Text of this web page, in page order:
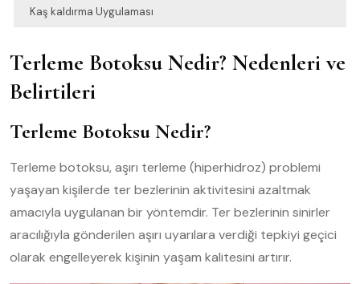
Kaş kaldırma Uygulaması
Terleme Botoksu Nedir? Nedenleri ve
Belirtileri
Terleme Botoksu Nedir?
Terleme botoksu, aşırı terleme (hiperhidroz) problemi
yaşayan kişilerde ter bezlerinin aktivitesini azaltmak
amacıyla uygulanan bir yöntemdir. Ter bezlerinin sinirler
aracılığıyla gönderilen aşırı uyarılara verdiği tepkiyi geçici
olarak engelleyerek kişinin yaşam kalitesini artırır.